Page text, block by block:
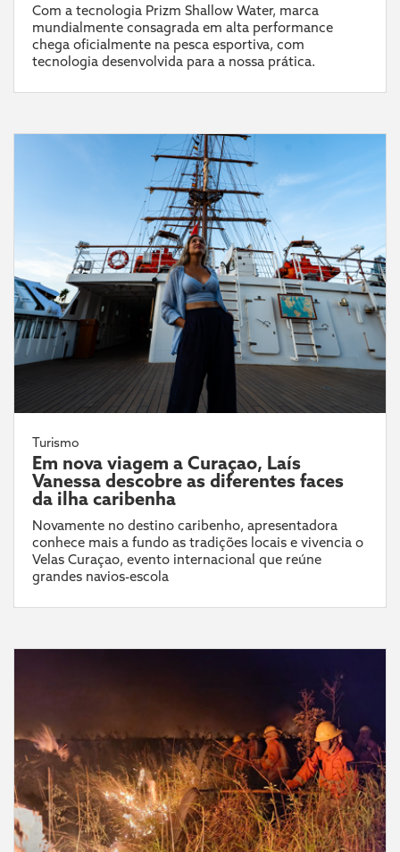
Com a tecnologia Prizm Shallow Water, marca
mundialmente consagrada em alta performance
chega oficialmente na pesca esportiva, com
tecnologia desenvolvida para a nossa prática.
Turismo
Em nova viagem a Curaçao, Laís
Vanessa descobre as diferentes faces
da ilha caribenha
Novamente no destino caribenho, apresentadora
conhece mais a fundo as tradições locais e vivencia o
Velas Curaçao, evento internacional que reúne
grandes navios-escola